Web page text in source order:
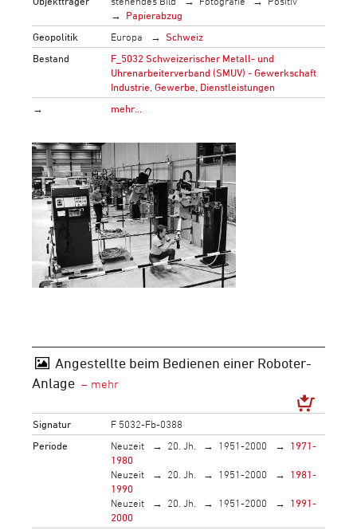
Papierabzug
Geopolitik
Europa
Schweiz
Bestand
F_5032 Schweizerischer Metall- und
Uhrenarbeiterverband (SMUV) - Gewerkschaft
Industrie, Gewerbe, Dienstleistungen
→
mehr…
Angestellte beim Bedienen einer Roboter-
Anlage
Signatur
F 5032-Fb-0388
Periode
Neuzeit 20. Jh. 1951-2000
1971-
1980
Neuzeit
20. Jh. 1951-2000
1981-
1990
Neuzeit
20. Jh. 1951-2000
1991-
2000